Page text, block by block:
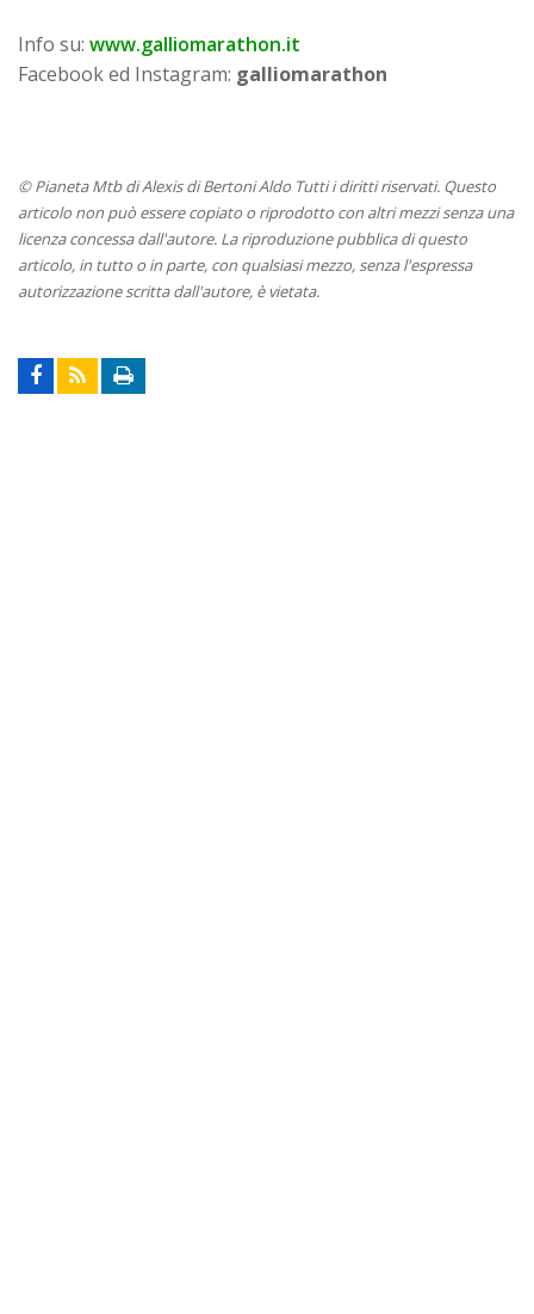
Info su: www.galliomarathon.it
Facebook ed Instagram: galliomarathon
© Pianeta Mtb di Alexis di Bertoni Aldo Tutti i diritti riservati. Questo
articolo non può essere copiato o riprodotto con altri mezzi senza una
licenza concessa dall'autore. La riproduzione pubblica di questo
articolo, in tutto o in parte, con qualsiasi mezzo, senza l'espressa
autorizzazione scritta dall'autore, è vietata.